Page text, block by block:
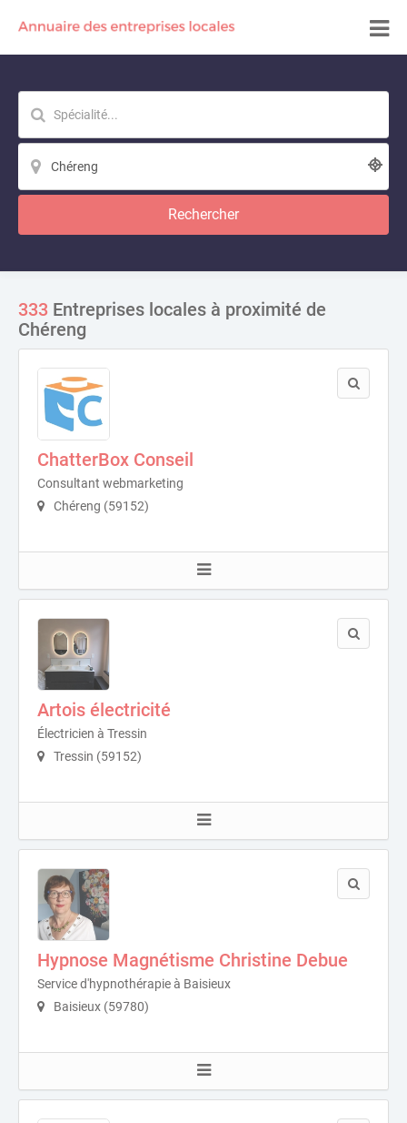
Rechercher
333 Entreprises locales à proximité de
Chéreng
ChatterBox Conseil
Consultant webmarketing
Chéreng (59152)
Artois électricité
Électricien à Tressin
Tressin (59152)
Hypnose Magnétisme Christine Debue
Service d'hypnothérapie à Baisieux
Baisieux (59780)